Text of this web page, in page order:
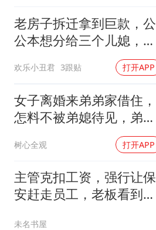
老房子拆迁拿到巨款，公
公本想分给三个儿媳，没
欢乐小丑君 3跟贴 打开APP
女子离婚来弟弟家借住，
怎料不被弟媳待见，弟媳
树心全观 打开APP
主管克扣工资，强行让保
安赶走员工，老板看到这
未名书屋